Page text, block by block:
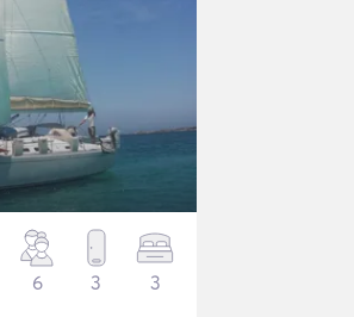
6 3 3